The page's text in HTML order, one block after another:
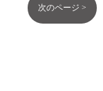
次のページ >